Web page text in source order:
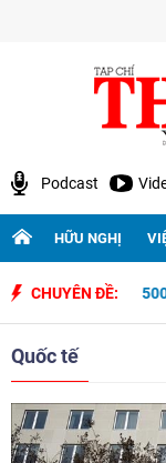
Podcast
HỮU NGHỊ
CHUYÊN ĐỀ:
500 ngày đêm tìm
Quốc tế